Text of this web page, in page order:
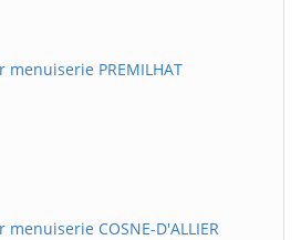
PREMILHAT
COSNE-D'ALLIER